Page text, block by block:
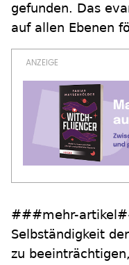
gefunden. Das
auf allen Ebenen
###mehr-
Selbständigkeit
zu